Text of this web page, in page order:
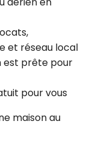
et réseau local
est prête pour
pour vous
maison au